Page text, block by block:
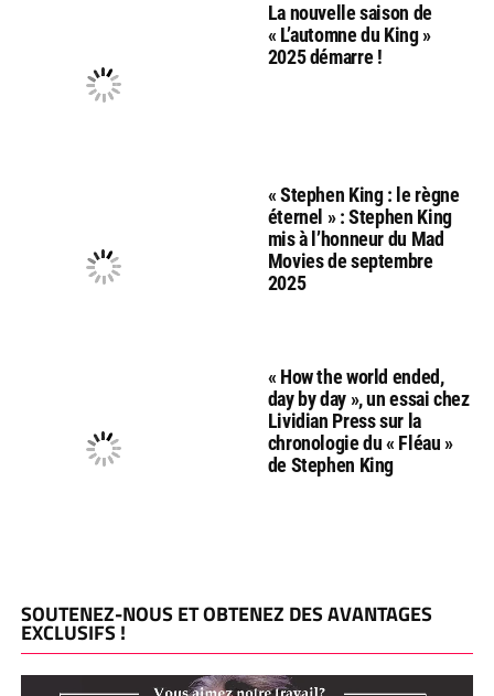
La nouvelle saison de
« L’automne du King »
2025 démarre !
« Stephen King : le règne
éternel » : Stephen King
mis à l’honneur du Mad
Movies de septembre
2025
« How the world ended,
day by day », un essai chez
Lividian Press sur la
chronologie du « Fléau »
de Stephen King
SOUTENEZ-NOUS ET OBTENEZ DES AVANTAGES
EXCLUSIFS !